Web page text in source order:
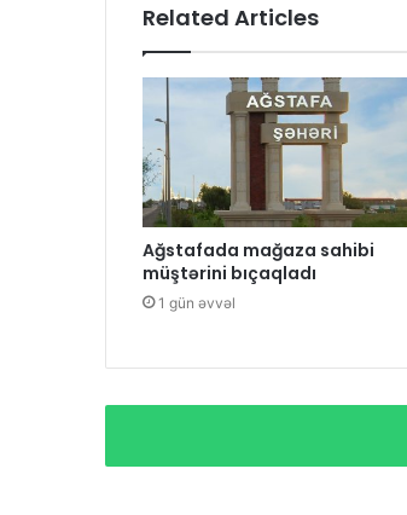
Related Articles
Ağstafada mağaza sahibi
müştərini bıçaqladı
1 gün əvvəl